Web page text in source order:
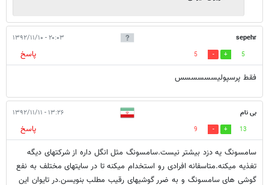
sepehr ۲۰:۰۳ - ۱۳۹۲/۱۱/۱۰
5
5
پاسخ
فقط پرسپولیسسسسسس
بی نام ۱۳:۲۶ - ۱۳۹۲/۱۱/۱۱
13
9
پاسخ
سامسونگ یه دزد بیشتر نیست.سامسونگ مثل انگل داره از شرکتهای دیگه
تغذیه میکنه.متاسفانه افرادی رو استخدام میکنه تا در سایتهای مختلف به نفع
گوشی های سامسونگ و به ضرر گوشیهای رقیب مطلب بنویسن.در تایوان این